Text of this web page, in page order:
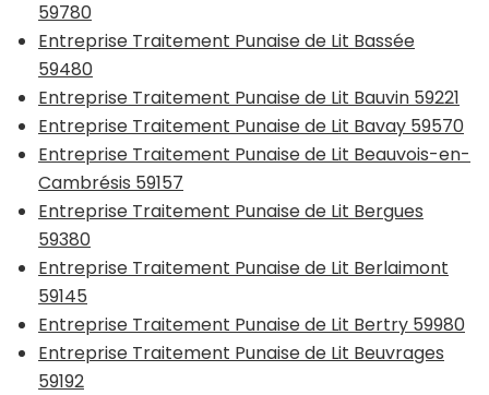
59780
Entreprise Traitement Punaise de Lit Bassée
59480
Entreprise Traitement Punaise de Lit Bauvin 59221
Entreprise Traitement Punaise de Lit Bavay 59570
Entreprise Traitement Punaise de Lit Beauvois-en-
Cambrésis 59157
Entreprise Traitement Punaise de Lit Bergues
59380
Entreprise Traitement Punaise de Lit Berlaimont
59145
Entreprise Traitement Punaise de Lit Bertry 59980
Entreprise Traitement Punaise de Lit Beuvrages
59192